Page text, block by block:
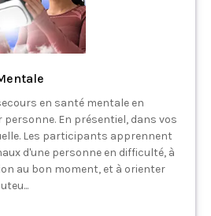
en santé mentale en
personne. En présentiel, dans vos
Les participants apprennent
d'une personne en difficulté, à
au bon moment, et à orienter